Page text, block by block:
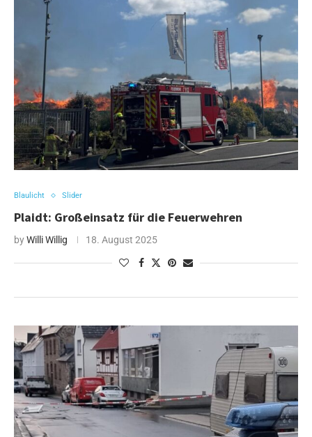
Blaulicht Slider
Plaidt: Großeinsatz für die Feuerwehren
byWilli Willig 18. August 2025